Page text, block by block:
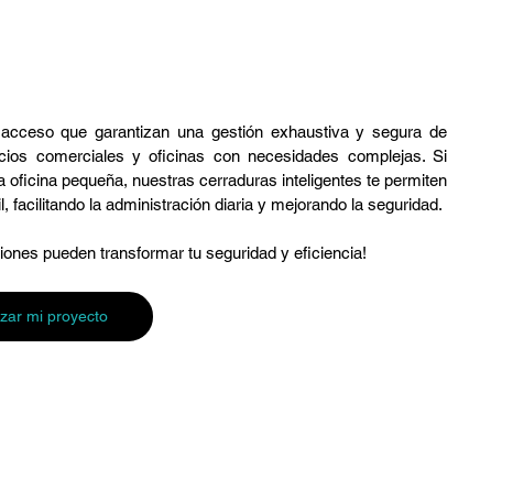
que garantizan una gestión exhaustiva y segura de
comerciales y oficinas con necesidades complejas. Si
pequeña, nuestras cerraduras inteligentes te permiten
la administración diaria y mejorando la seguridad.
pueden transformar tu seguridad y eficiencia!
mi proyecto